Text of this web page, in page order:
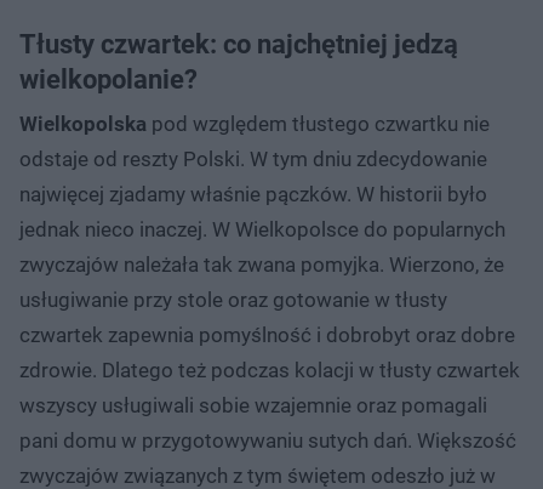
Tłusty czwartek: co najchętniej jedzą
wielkopolanie?
Wielkopolska pod względem tłustego czwartku nie
odstaje od reszty Polski. W tym dniu zdecydowanie
najwięcej zjadamy właśnie pączków. W historii było
jednak nieco inaczej. W Wielkopolsce do popularnych
zwyczajów należała tak zwana pomyjka. Wierzono, że
usługiwanie przy stole oraz gotowanie w tłusty
czwartek zapewnia pomyślność i dobrobyt oraz dobre
zdrowie. Dlatego też podczas kolacji w tłusty czwartek
wszyscy usługiwali sobie wzajemnie oraz pomagali
pani domu w przygotowywaniu sutych dań. Większość
zwyczajów związanych z tym świętem odeszło już w